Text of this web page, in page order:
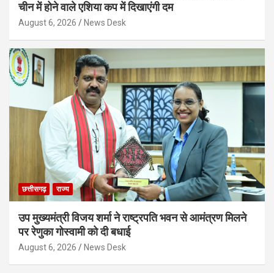
चीन में होने वाले एशिया कप में दिखाएंगी दम
August 6, 2026 News Desk
छत्तीसगढ़ राज्य
उप मुख्यमंत्री विजय शर्मा ने राष्ट्रपति भवन से आमंत्रण मिलने
पर रेणुका गोस्वामी को दी बधाई
August 6, 2026 News Desk